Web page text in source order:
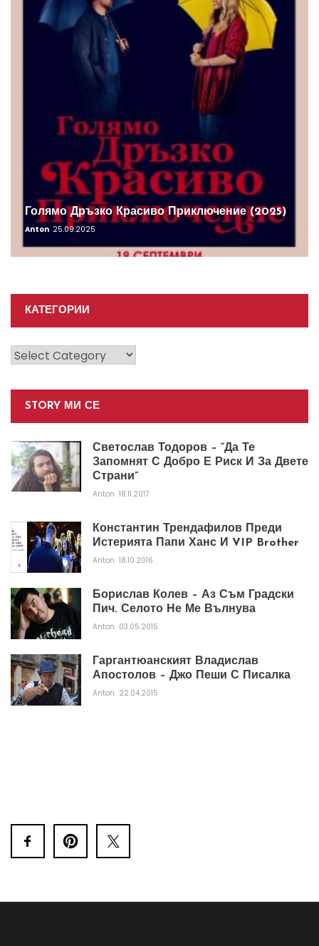
Голямо Дръзко Красиво Приключение (2025)
Anton 25.09.2025
КАТЕГОРИИ
Категории
STORY МИ СЕ
Светослав Тодоров – “Да Те
Запомнят С Добро Е Риск И За Двете
Страни”
Anton 18.11.2017
Константин Трендафилов Преди
Истерията Папи Ханс И VIP Brother
Anton 18.10.2016
Борислав Колев – Аз Съм Градски
Пич. Селото Не Ме Вълнува
Anton 03.05.2015
Гаргантюанският Владислав
Апостолов – Джо Пеши С Писалка
Anton 22.04.2015